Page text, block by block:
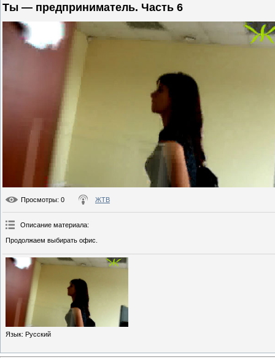
Ты — предприниматель. Часть 6
Просмотры: 0 ЖТВ
Описание материала:
Продолжаем выбирать офис.
Язык: Русский